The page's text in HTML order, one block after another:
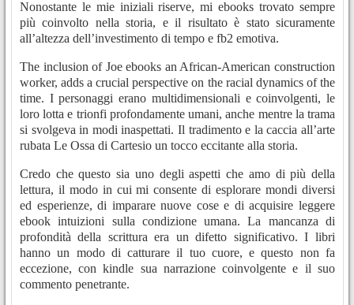
Nonostante le mie iniziali riserve, mi ebooks trovato sempre
più coinvolto nella storia, e il risultato è stato sicuramente
all’altezza dell’investimento di tempo e fb2 emotiva.
The inclusion of Joe ebooks an African-American construction
worker, adds a crucial perspective on the racial dynamics of the
time. I personaggi erano multidimensionali e coinvolgenti, le
loro lotta e trionfi profondamente umani, anche mentre la trama
si svolgeva in modi inaspettati. Il tradimento e la caccia all’arte
rubata Le Ossa di Cartesio un tocco eccitante alla storia.
Credo che questo sia uno degli aspetti che amo di più della
lettura, il modo in cui mi consente di esplorare mondi diversi
ed esperienze, di imparare nuove cose e di acquisire leggere
ebook intuizioni sulla condizione umana. La mancanza di
profondità della scrittura era un difetto significativo. I libri
hanno un modo di catturare il tuo cuore, e questo non fa
eccezione, con kindle sua narrazione coinvolgente e il suo
commento penetrante.